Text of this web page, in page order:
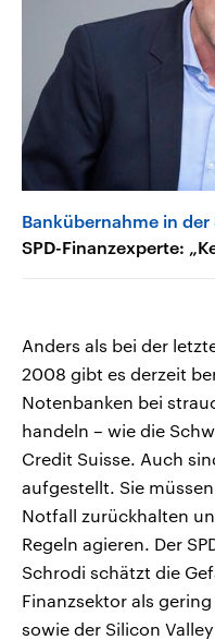
Bankübernahme in der
SPD-Finanzexperte:
Anders als bei der
2008 gibt es derzeit
Notenbanken bei
handeln – wie die
Credit Suisse. Auch
aufgestellt. Sie
Notfall zurückhalten
Regeln agieren. Der
Schrodi schätzt die
Finanzsektor als
sowie der Silicon